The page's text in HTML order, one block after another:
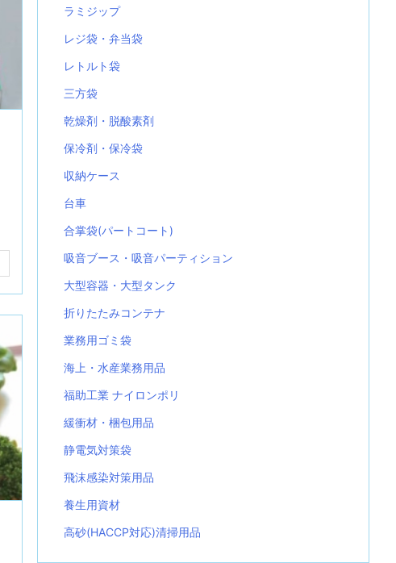
ラミジップ
レジ袋・弁当袋
レトルト袋
三方袋
乾燥剤・脱酸素剤
保冷剤・保冷袋
収納ケース
台車
合掌袋(パートコート)
吸音ブース・吸音パーティション
大型容器・大型タンク
折りたたみコンテナ
業務用ゴミ袋
海上・水産業務用品
福助工業 ナイロンポリ
緩衝材・梱包用品
静電気対策袋
飛沫感染対策用品
養生用資材
高砂(HACCP対応)清掃用品